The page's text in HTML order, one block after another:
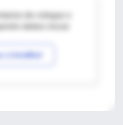
de colegas o
a IntraMed